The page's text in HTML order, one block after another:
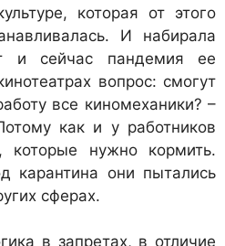
которая от этого
И набирала
и сейчас пандемия ее
вопрос: смогут
все киномеханики? –
как и у работников
которые нужно кормить.
карантина они пытались
сферах.
в запретах, в отличие